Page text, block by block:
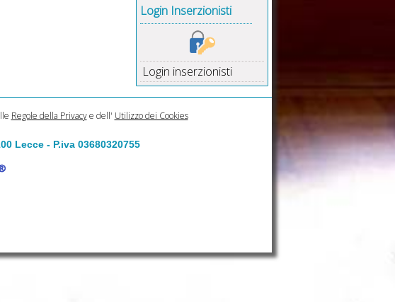
Login Inserzionisti
Login inserzionisti
Regole della Privacye dell' Utilizzo dei Cookies
Lecce - P.iva 03680320755